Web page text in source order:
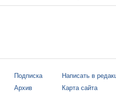
Подписка
Архив
Написать в
Карта сайта